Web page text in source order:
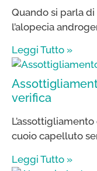
Quando si parla
l’alopecia
Leggi Tutto »
verifica
cuoio capelluto
Leggi Tutto »